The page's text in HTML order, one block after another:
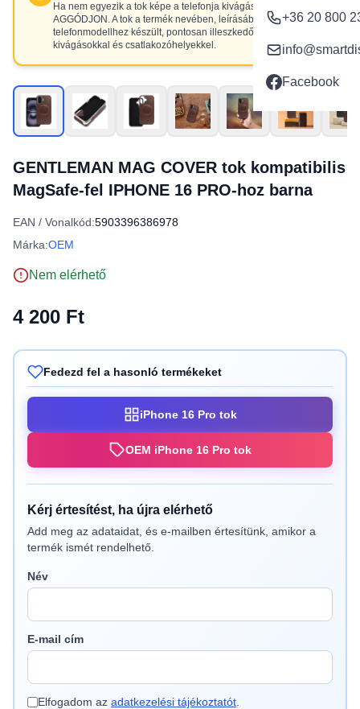
+36 20 800
Facebook
Ha nem egyezik a tok képe a telefonja kivágásaival, NE
AGGÓDJON. A tok a termék nevében, leírásában szereplő
telefonmodellhez készült, pontosan illeszkedő
kivágásokkal és csatlakozóhelyekkel.
GENTLEMAN MAG COVER tok kompatibilis
MagSafe-fel IPHONE 16 PRO-hoz barna
EAN / Vonalkód:5903396386978
Márka:OEM
Nem elérhető
4 200 Ft
Fedezd fel a hasonló termékeket
iPhone 16 Pro tok
OEM iPhone 16 Pro tok
Kérj értesítést, ha újra elérhető
Add meg az adataidat, és e-mailben értesítünk, amikor a
termék ismét rendelhető.
Név
E-mail cím
Elfogadom az adatkezelési tájékoztatót